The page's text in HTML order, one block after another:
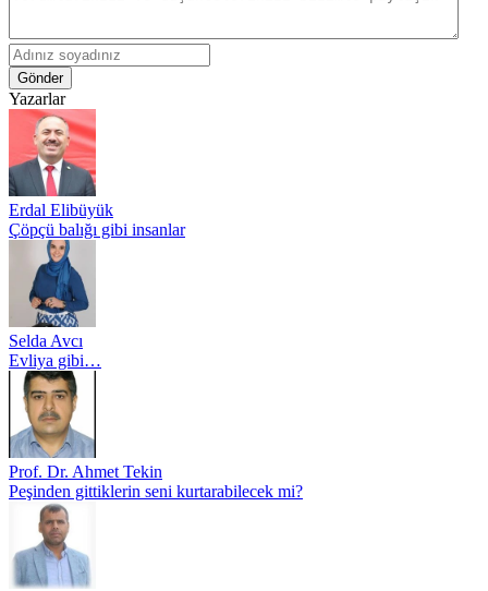
Gönder
Yazarlar
Erdal Elibüyük
Çöpçü balığı gibi insanlar
Selda Avcı
Evliya gibi…
Prof. Dr. Ahmet Tekin
Peşinden gittiklerin seni kurtarabilecek mi?